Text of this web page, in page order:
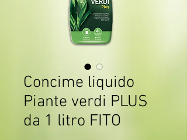
Concime liquido
Piante verdi PLUS
da 1 litro FITO